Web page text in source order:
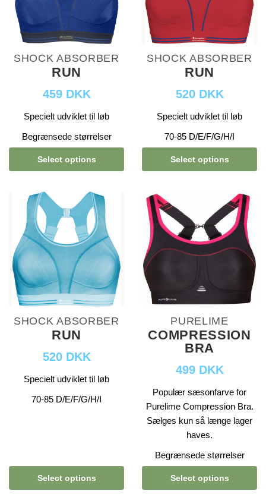
SHOCK ABSORBER
RUN
459 DKK
Specielt udviklet til løb
Begrænsede størrelser
Select options
SHOCK ABSORBER
RUN
520 DKK
Specielt udviklet til løb
70-85 D/E/F/G/H/I
Select options
SHOCK ABSORBER
RUN
520 DKK
Specielt udviklet til løb
70-85 D/E/F/G/H/I
Select options
PURELIME
COMPRESSION
BRA
499 DKK
Populær sæsonfarve for
Purelime Compression Bra.
Sælges kun så længe lager
haves.
Begrænsede størrelser
Select options